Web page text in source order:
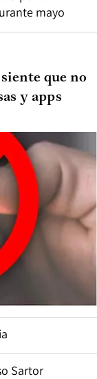
mayo
que no
y apps
Sartor